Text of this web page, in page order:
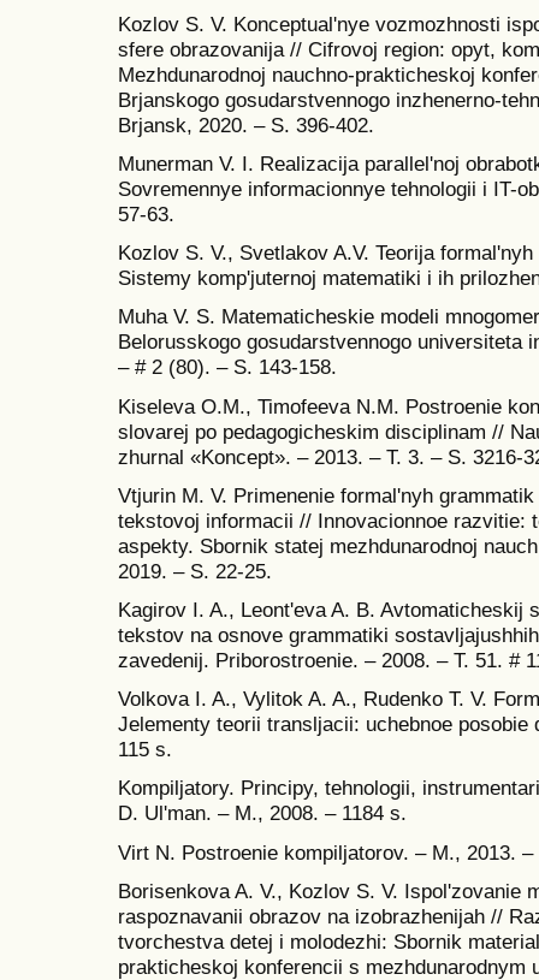
Kozlov S. V. Konceptual'nye vozmozhnosti
sfere obrazovanija // Cifrovoj region: opyt,
Mezhdunarodnoj nauchno-prakticheskoj
Brjanskogo gosudarstvennogo inzhenerno-
Brjansk, 2020. – S. 396-402.
Munerman V. I. Realizacija parallel'noj
Sovremennye informacionnye tehnologii i IT-
57-63.
Kozlov S. V., Svetlakov A.V. Teorija
Sistemy komp'juternoj matematiki i ih
Muha V. S. Matematicheskie modeli
Belorusskogo gosudarstvennogo universiteta
– # 2 (80). – S. 143-158.
Kiseleva O.M., Timofeeva N.M. Postroenie
slovarej po pedagogicheskim disciplinam //
zhurnal «Koncept». – 2013. – T. 3. – S. 3216-
Vtjurin M. V. Primenenie formal'nyh
tekstovoj informacii // Innovacionnoe razvitie:
aspekty. Sbornik statej mezhdunarodnoj
2019. – S. 22-25.
Kagirov I. A., Leont'eva A. B. Avtomaticheskij
tekstov na osnove grammatiki
zavedenij. Priborostroenie. – 2008. – T. 51. #
Volkova I. A., Vylitok A. A., Rudenko T. V.
Jelementy teorii transljacii: uchebnoe
115 s.
Kompiljatory. Principy, tehnologii,
D. Ul'man. – M., 2008. – 1184 s.
Virt N. Postroenie kompiljatorov. – M., 2013. –
Borisenkova A. V., Kozlov S. V. Ispol'zovanie
raspoznavanii obrazov na izobrazhenijah //
tvorchestva detej i molodezhi: Sbornik
prakticheskoj konferencii s mezhdunarodnym